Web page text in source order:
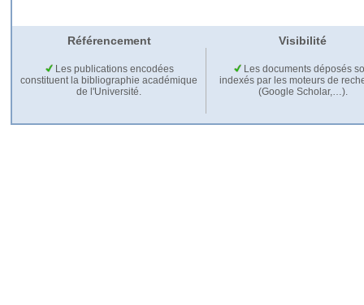
Référencement Visibilité
Les publications encodées
constituent la bibliographie académique
de l'Université.
Les documents déposés
indexés par les moteurs de
(Google Scholar,…).